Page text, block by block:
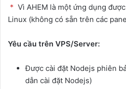
* Vì AHEM là một ứng dụng
Linux (không có sẵn trên các
Yêu cầu trên VPS/Server:
Được cài đặt Nodejs phiên
dẫn cài đặt Nodejs)